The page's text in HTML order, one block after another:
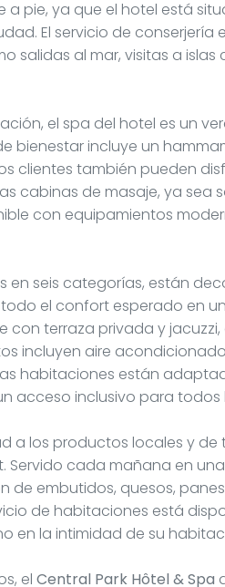
a pie, ya que el hotel está
El servicio de
salidas al mar, visitas a
el spa del hotel es un
bienestar incluye un
clientes también pueden
cabinas de masaje, ya sea
con equipamientos
en seis categorías, están
el confort esperado en
con terraza privada y
incluyen aire
habitaciones están
acceso inclusivo para todos
a los productos locales y
Servido cada mañana en
de embutidos, quesos,
de habitaciones está
en la intimidad de su
el Central Park Hôtel & Spa